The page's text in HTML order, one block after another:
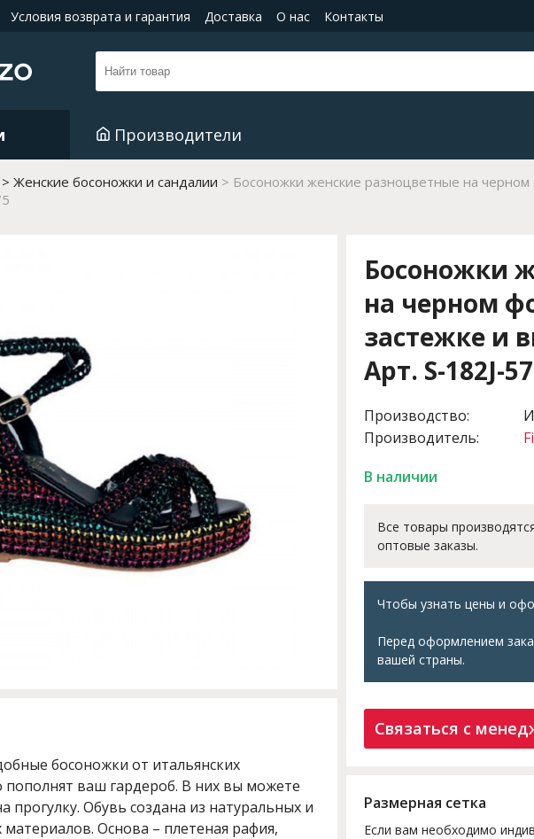
Условия возврата и гарантия Доставка О нас Контакты
Производители
Женские босоножки и сандалии
Босоножки женские разноцветные на
босоножки от итальянских
пополнят ваш гардероб. В них вы можете
прогулку. Обувь создана из натуральных и
материалов. Основа – плетеная рафия,
Босоножки
на черном
застежке и
Арт. S-182J-
Производство:
Производитель:
В наличии
Все товары
оптовые заказы.
Чтобы узнать цены и
Перед оформлением
вашей страны.
Связаться с
Размерная сетка
Если вам необходимо